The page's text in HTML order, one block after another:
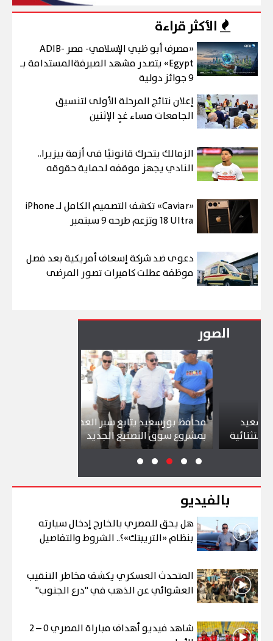
الأكثر قراءة
«مصرف أبو ظبي الإسلامي- مصر ADIB-
Egypt» يتصدر مشهد الصيرفةالمستدامة بـ
9 جوائز دولية
إعلان نتائج المرحلة الأولى لتنسيق
الجامعات مساء غدٍ الإثنين
الزمالك يتحرك قانونيًا فى أزمة بيزيرا..
النادي يجهز موقفه لحماية حقوقه
«Caviar» تكشف التصميم الكامل لـ iPhone
18 Ultra وتزعم طرحه 9 سبتمبر
دعوى ضد شركة إسعاف أمريكية بعد فصل
موظفة عطلت كاميرات تصور المرضى
الصور
محافظ بورسعيد يتابع سير العمل
بمشروع سوق التصنيع الجديد
بالفيديو
هل يحق للمصري بالخارج إدخال سيارته
بنظام «التريبتك»؟.. الشروط والتفاصيل
المتحدث العسكري يكشف مخاطر التنقيب
العشوائي عن الذهب في "درع الجنوب"
شاهد فيديو أهداف مباراة المصري 0 – 2